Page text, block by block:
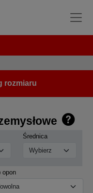
rozmiaru
Średnica
opon